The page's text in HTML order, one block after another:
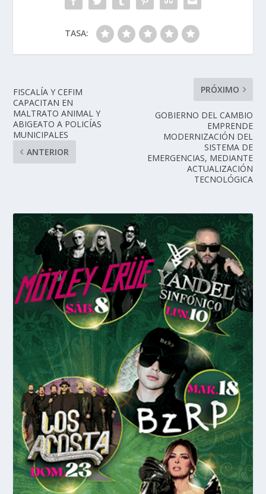
TASA:
FISCALÍA Y CEFIM
CAPACITAN EN
MALTRATO ANIMAL Y
ABIGEATO A POLICÍAS
MUNICIPALES
ANTERIOR
PRÓXIMO
GOBIERNO DEL CAMBIO
EMPRENDE
MODERNIZACIÓN DEL
SISTEMA DE
EMERGENCIAS, MEDIANTE
ACTUALIZACIÓN
TECNOLÓGICA